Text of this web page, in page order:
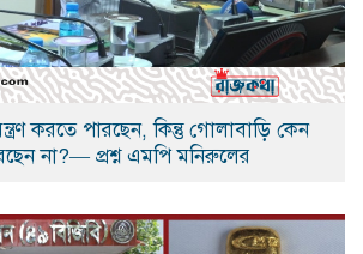
করতে পারছেন, কিন্তু গোলাবাড়ি কেন
না?— প্রশ্ন এমপি মনিরুলের